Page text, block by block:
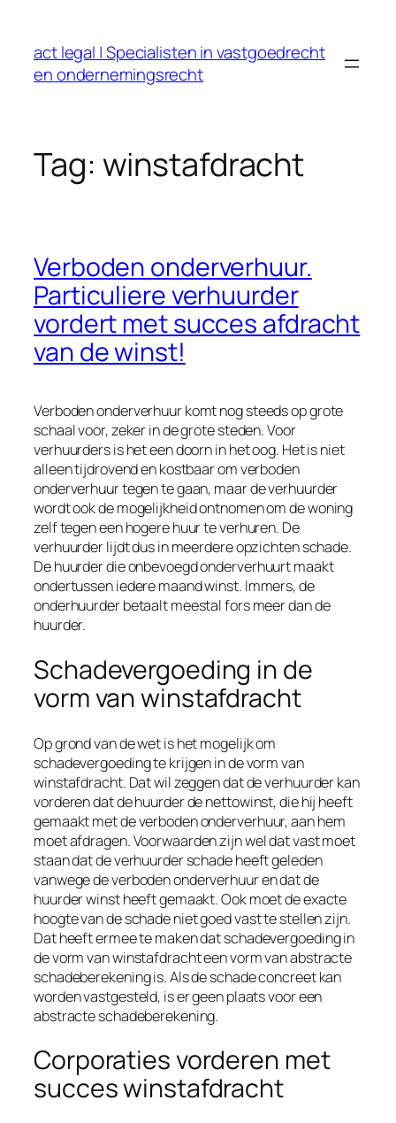
inhoud
act legal | Specialisten in vastgoedrecht
en ondernemingsrecht
Tag: winstafdracht
Verboden onderverhuur.
Particuliere verhuurder
vordert met succes afdracht
van de winst!
Verboden onderverhuur komt nog steeds op grote
schaal voor, zeker in de grote steden. Voor
verhuurders is het een doorn in het oog. Het is niet
alleen tijdrovend en kostbaar om verboden
onderverhuur tegen te gaan, maar de verhuurder
wordt ook de mogelijkheid ontnomen om de woning
zelf tegen een hogere huur te verhuren. De
verhuurder lijdt dus in meerdere opzichten schade.
De huurder die onbevoegd onderverhuurt maakt
ondertussen iedere maand winst. Immers, de
onderhuurder betaalt meestal fors meer dan de
huurder.
Schadevergoeding in de
vorm van winstafdracht
Op grond van de wet is het mogelijk om
schadevergoeding te krijgen in de vorm van
winstafdracht. Dat wil zeggen dat de verhuurder kan
vorderen dat de huurder de nettowinst, die hij heeft
gemaakt met de verboden onderverhuur, aan hem
moet afdragen. Voorwaarden zijn wel dat vast moet
staan dat de verhuurder schade heeft geleden
vanwege de verboden onderverhuur en dat de
huurder winst heeft gemaakt. Ook moet de exacte
hoogte van de schade niet goed vast te stellen zijn.
Dat heeft ermee te maken dat schadevergoeding in
de vorm van winstafdracht een vorm van abstracte
schadeberekening is. Als de schade concreet kan
worden vastgesteld, is er geen plaats voor een
abstracte schadeberekening.
Corporaties vorderen met
succes winstafdracht